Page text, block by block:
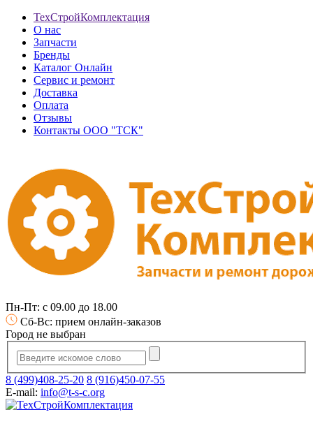
ТехСтройКомплектация
О нас
Запчасти
Бренды
Каталог Онлайн
Сервис и ремонт
Доставка
Оплата
Отзывы
Контакты ООО "ТСК"
Пн-Пт: с 09.00 до 18.00
Сб-Вс: прием онлайн-заказов
Город не выбран
8 (499)408-25-20 8 (916)450-07-55
E-mail: info@t-s-c.org